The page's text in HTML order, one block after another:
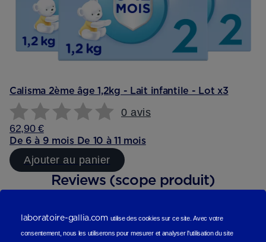
Calisma 2ème âge 1,2kg - Lait infantile - Lot x3
0 avis
62,90 €
De 6 à 9 mois De 10 à 11 mois
Ajouter au panier
Reviews (scope produit)
Les avis de nos consommateurs
laboratoire-gallia.com utilise des cookies sur ce site.Avec votre
consentement, nous les utiliseronspour mesurer et analyser l'utilisation du site